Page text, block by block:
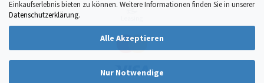
Einkaufserlebnis bieten zu können. Weitere Informationen finden Sie in unserer
Datenschutzerklärung.
Alle Akzeptieren
Nur Notwendige